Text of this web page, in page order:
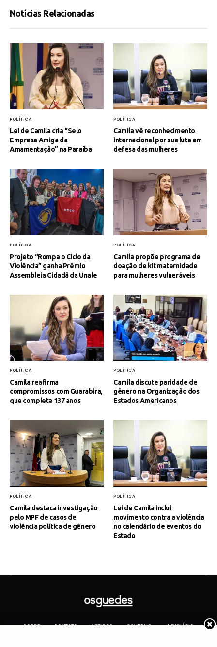
Notícias Relacionadas
POLÍTICA
Lei de Camila cria “Selo
Empresa Amiga da
Amamentação” na Paraíba
POLÍTICA
Camila vê reconhecimento
internacional por sua luta em
defesa das mulheres
POLÍTICA
Projeto “Rompa o Ciclo da
Violência” ganha Prêmio
Assembleia Cidadã da Unale
POLÍTICA
Camila propõe programa de
doação de kit maternidade
para mulheres vulneráveis
POLÍTICA
Camila reafirma
compromissos com Guarabira,
que completa 137 anos
POLÍTICA
Camila discute paridade de
gênero na Organização dos
Estados Americanos
POLÍTICA
Camila destaca investigação
pelo MPF de casos de
violência política de gênero
POLÍTICA
Lei de Camila inclui
movimento contra a violência
no calendário de eventos do
Estado
SOBRE CONTATO ARTIGOS GOVERNO
JUDICIÁRIO